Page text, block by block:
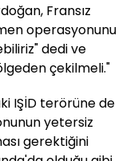
Fransız
operasyonunu
dedi ve
çekilmeli."
IŞİD terörüne de
yetersiz
gerektiğini